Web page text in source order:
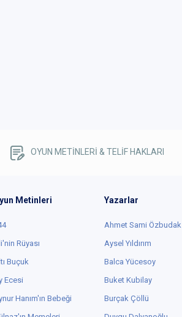
OYUN METİNLERİ & TELİF HAKLARI
Metinleri
Rüyası
Buçuk
Ecesi
Hanım'ın Bebeği
Yazarlar
Ahmet Sami Özbudak
Aysel Yıldırım
Balca Yücesoy
Buket Kubilay
Burçak Çöllü